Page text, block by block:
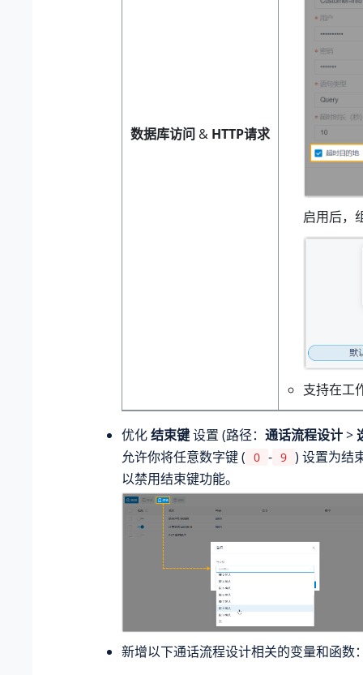
数据库访问 & HTTP请求
启用后，
支持在工
优化结束键设置 (路径： 通话流程设计>
允许你将任意数字键 ( 0 - 9 ) 设置为结
以禁用结束键功能。
新增以下通话流程设计相关的变量和函数